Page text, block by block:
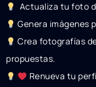
Actualiza tu foto
Genera imágenes
Crea fotografías
propuestas.
Renueva tu